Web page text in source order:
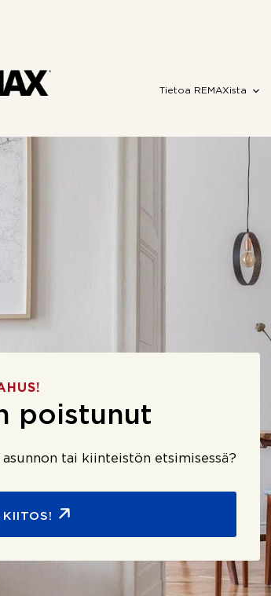
Tietoa REMAXista
poistunut
tai kiinteistön etsimisessä?